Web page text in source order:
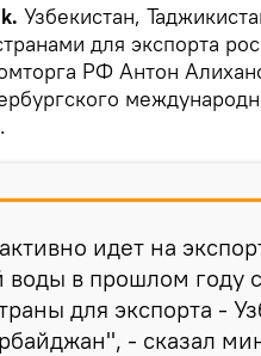
Узбекистан,
для экспорта
РФ Антон
идет на
воды в прошлом году
для экспорта -
- сказал